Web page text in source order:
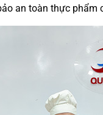
an toàn thực phẩm